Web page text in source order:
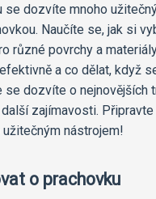
se dozvíte mnoho
Naučíte se, jak si
různé povrchy a
a co dělat, když
se dozvíte o nejnovějších
zajímavosti.
nástrojem!
o prachovku